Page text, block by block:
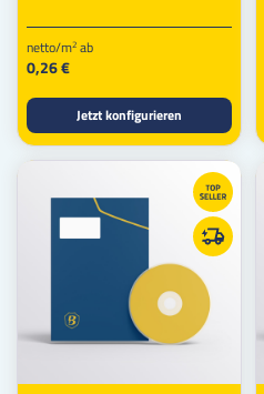
netto/m2 ab
0,26 €
Jetzt konfigurieren